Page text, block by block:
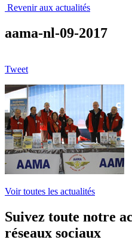
Revenir aux actualités
aama-nl-09-2017
Tweet
Voir toutes les actualités
Suivez toute notre
réseaux sociaux